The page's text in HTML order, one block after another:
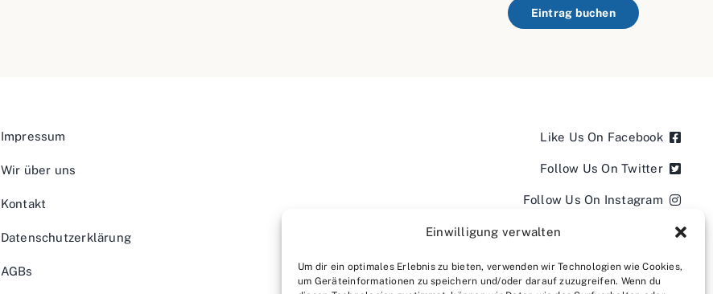
Einwilligung verwalten
Um dir ein optimales Erlebnis zu bieten, verwenden wir Technologien wie Cookies,
um Geräteinformationen zu speichern und/oder darauf zuzugreifen. Wenn du
Eintrag buchen
Impressum
Wir über uns
Kontakt
Datenschutzerklärung
AGBs
Like Us On Facebook
Follow Us On Twitter
Follow Us On Instagram
Follow Us On LinkedIn
Follow us on YouTube